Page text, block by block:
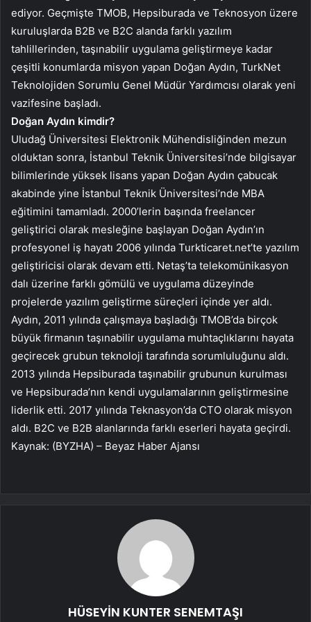
ediyor. Geçmişte TMOB, Hepsiburada ve Teknosyon üzere
kuruluşlarda B2B ve B2C alanda farklı yazılım
tahlillerinden, taşınabilir uygulama geliştirmeye kadar
çeşitli konumlarda misyon yapan Doğan Aydın, TurkNet
Teknolojiden Sorumlu Genel Müdür Yardımcısı olarak yeni
vazifesine başladı.
Doğan Aydın kimdir?
Uludağ Üniversitesi Elektronik Mühendisliğinden mezun
olduktan sonra, İstanbul Teknik Üniversitesi’nde bilgisayar
bilimlerinde yüksek lisans yapan Doğan Aydın çabucak
akabinde yine İstanbul Teknik Üniversitesi’nde MBA
eğitimini tamamladı. 2000’lerin başında freelancer
geliştirici olarak mesleğine başlayan Doğan Aydın’ın
profesyonel iş hayatı 2006 yılında Turkticaret.net’te yazılım
geliştiricisi olarak devam etti. Netaş’ta telekomünikasyon
dalı üzerine farklı gömülü ve uygulama düzeyinde
projelerde yazılım geliştirme süreçleri içinde yer aldı.
Aydın, 2011 yılında çalışmaya başladığı TMOB’da birçok
büyük firmanın taşınabilir uygulama muhtaçlıklarını hayata
geçirecek grubun teknoloji tarafında sorumluluğunu aldı.
2013 yılında Hepsiburada taşınabilir grubunun kurulması
ve Hepsiburada’nın kendi uygulamalarının geliştirmesine
liderlik etti. 2017 yılında Teknasyon’da CTO olarak misyon
aldı. B2C ve B2B alanlarında farklı eserleri hayata geçirdi.
Kaynak: (BYZHA) – Beyaz Haber Ajansı
HÜSEYİN KUNTER SENEMTAŞI